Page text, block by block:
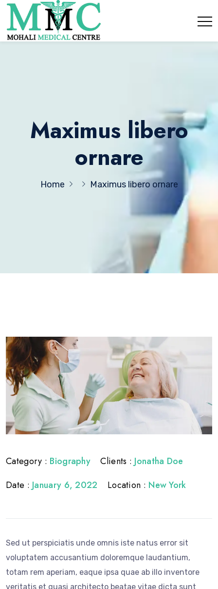
Maximus libero
ornare
Home Maximus libero ornare
Category : Biography Clients : Jonatha Doe
Date : January 6, 2022 Location : New York
Sed ut perspiciatis unde omnis iste natus error sit
voluptatem accusantium doloremque laudantium,
totam rem aperiam, eaque ipsa quae ab illo inventore
veritatis et quasi architecto beatae vitae dicta sunt